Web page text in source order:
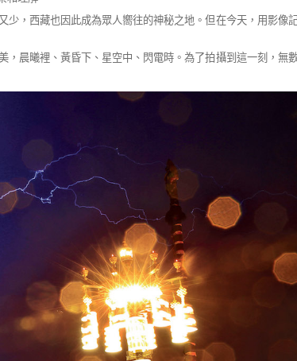
少，西藏也因此成為眾人嚮往的神秘之地。但在今天，用影像
，晨曦裡、黃昏下、星空中、閃電時。為了拍攝到這一刻，無